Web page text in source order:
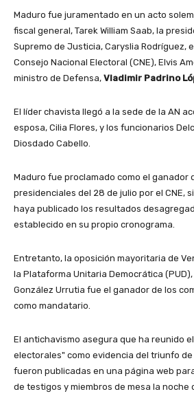
Maduro fue juramentado en un acto
fiscal general, Tarek William Saab, la
Supremo de Justicia, Caryslia Rodríguez,
Consejo Nacional Electoral (CNE), Elvis
ministro de Defensa, Vladimir Padrino
El líder chavista llegó a la sede de la AN
esposa, Cilia Flores, y los funcionarios
Diosdado Cabello.
Maduro fue proclamado como el ganador
presidenciales del 28 de julio por el CNE,
haya publicado los resultados
establecido en su propio cronograma.
Entretanto, la oposición mayoritaria de
la Plataforma Unitaria Democrática
González Urrutia fue el ganador de los
como mandatario.
El antichavismo asegura que ha reunido
electorales" como evidencia del triunfo
fueron publicadas en una página web
de testigos y miembros de mesa la noche